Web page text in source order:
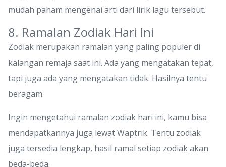
mudah paham mengenai arti dari lirik lagu tersebut.
8. Ramalan Zodiak Hari Ini
Zodiak merupakan ramalan yang paling populer di
kalangan remaja saat ini. Ada yang mengatakan tepat,
tapi juga ada yang mengatakan tidak. Hasilnya tentu
beragam.
Ingin mengetahui ramalan zodiak hari ini, kamu bisa
mendapatkannya juga lewat Waptrik. Tentu zodiak
juga tersedia lengkap, hasil ramal setiap zodiak akan
beda-beda.